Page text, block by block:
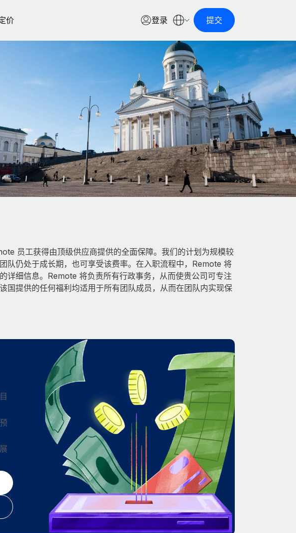
价 登录 提交
员工获得由顶级供应商提供的全面保障。我们的计划为规模较
队仍处于成长期，也可享受该费率。在入职流程中，Remote 将
详细信息。Remote 将负责所有行政事务，从而使贵公司可专注
国提供的任何福利均适用于所有团队成员，从而在团队内实现保